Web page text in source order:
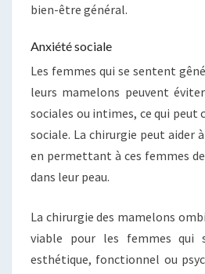
bien-être général.
Anxiété sociale
Les femmes qui se sentent
leurs mamelons peuvent
sociales ou intimes, ce qui peut
sociale. La chirurgie peut aider
en permettant à ces femmes
dans leur peau.
La chirurgie des mamelons
viable pour les femmes qui
esthétique, fonctionnel ou